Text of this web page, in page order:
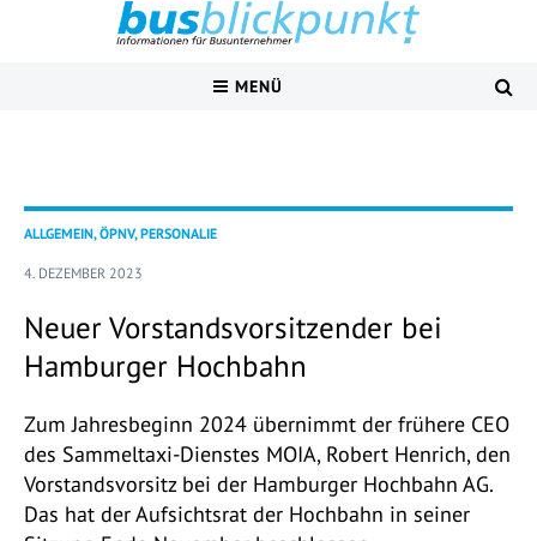
MENÜ
ALLGEMEIN, ÖPNV, PERSONALIE
4. DEZEMBER 2023
Neuer Vorstandsvorsitzender bei
Hamburger Hochbahn
Zum Jahresbeginn 2024 übernimmt der frühere CEO
des Sammeltaxi-Dienstes MOIA, Robert Henrich, den
Vorstandsvorsitz bei der Hamburger Hochbahn AG.
Das hat der Aufsichtsrat der Hochbahn in seiner